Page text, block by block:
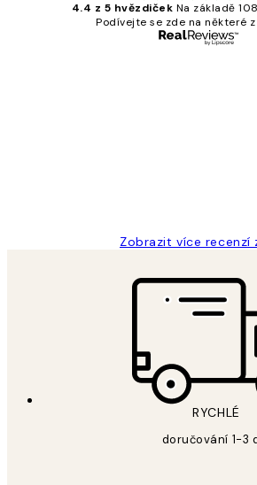
4.4 z 5 hvězdiček Na základě
Podívejte se zde na některé
Zobrazit více recenzí
RYCHLÉ
doručování 1-3